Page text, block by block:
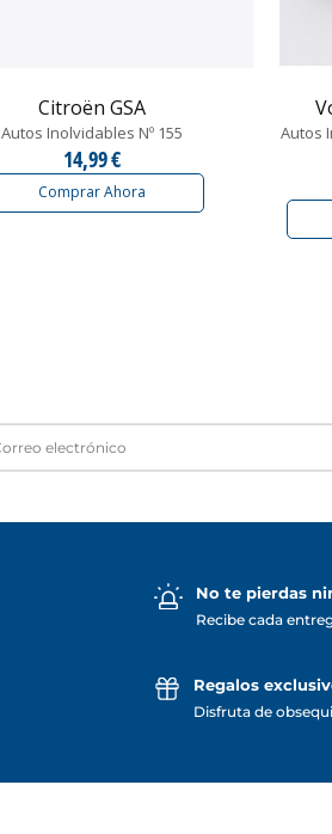
Citroën GSA
Autos Inolvidables Nº 155
14,99 €
Comprar Ahora
Autos
No te pierdas
Recibe cada
Regalos
Disfruta de